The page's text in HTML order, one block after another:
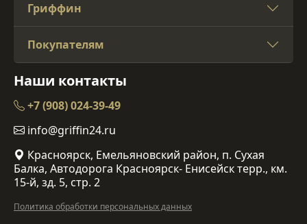
Гриффин
Покупателям
Наши контакты
+7 (908) 024-39-49
info@griffin24.ru
Красноярск, Емельяновский район, п. Сухая
Балка, Автодорога Красноярск- Енисейск терр., км.
15-й, зд. 5, стр. 2
Политика обработки персональных данных